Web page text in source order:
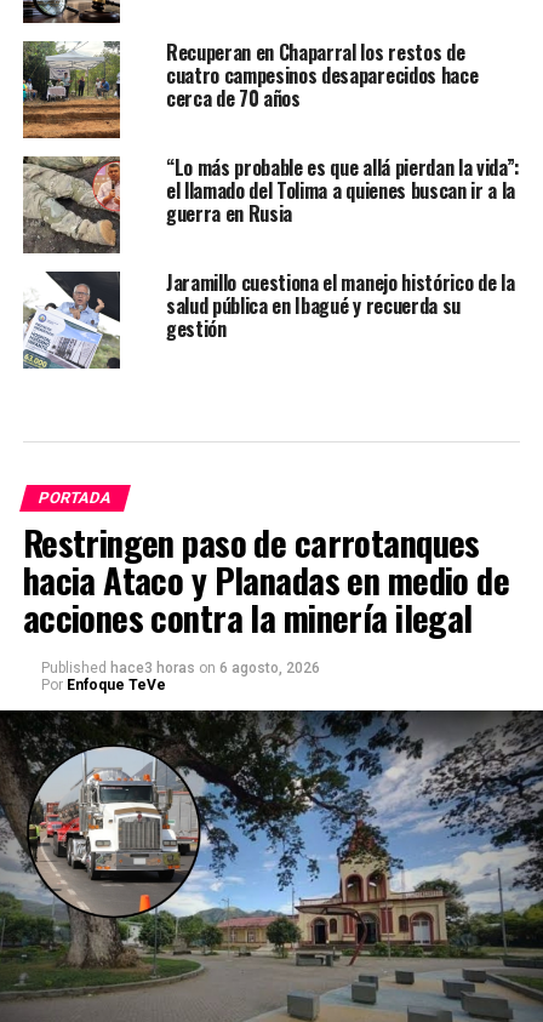
Recuperan en Chaparral los restos de
cuatro campesinos desaparecidos hace
cerca de 70 años
“Lo más probable es que allá pierdan la vida”:
el llamado del Tolima a quienes buscan ir a la
guerra en Rusia
Jaramillo cuestiona el manejo histórico de la
salud pública en Ibagué y recuerda su
gestión
PORTADA
Restringen paso de carrotanques
hacia Ataco y Planadas en medio de
acciones contra la minería ilegal
Published hace3 horas on 6 agosto, 2026
Por Enfoque TeVe